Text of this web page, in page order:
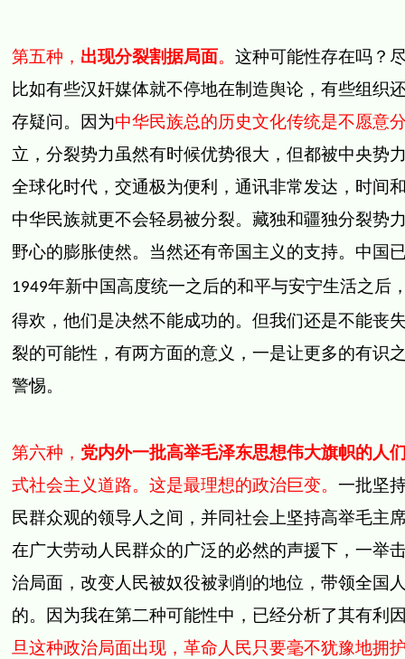
第五种， 出现分裂割据局面。 这种可能性存在吗？
比如有些汉奸媒体就不停地在制造舆论，有些组织
存疑问。因为中华民族总的历史文化传统是不愿意
立，分裂势力虽然有时候优势很大，但都被中央势
全球化时代，交通极为便利，通讯非常发达，时间
中华民族就更不会轻易被分裂。藏独和疆独分裂势
野心的膨胀使然。当然还有帝国主义的支持。中国
1949年新中国高度统一之后的和平与安宁生活之后
得欢，他们是决然不能成功的。但我们还是不能丧
裂的可能性，有两方面的意义，一是让更多的有识
警惕。
第六种， 党内外一批高举毛泽东思想伟大旗帜的人
式社会主义道路。这是最理想的政治巨变。 一批坚
民群众观的领导人之间，并同社会上坚持高举毛主
在广大劳动人民群众的广泛的必然的声援下，一举
治局面，改变人民被奴役被剥削的地位，带领全国
的。因为我在第二种可能性中，已经分析了其有利
旦这种政治局面出现，革命人民只要毫不犹豫地拥